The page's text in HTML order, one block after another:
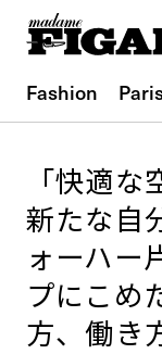
Fashion
「快適な
新たな自
ォーハー
プにこめ
方、働き